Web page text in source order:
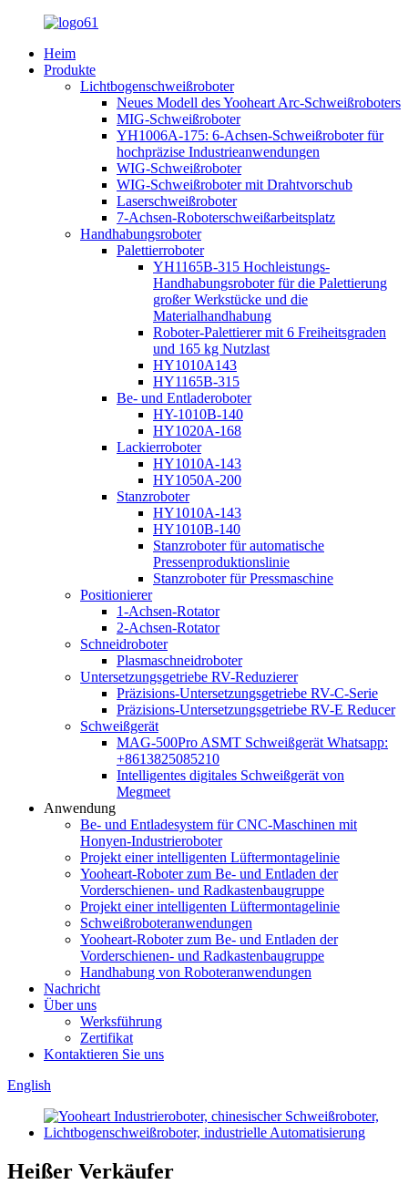
Heim
Produkte
Lichtbogenschweißroboter
Neues Modell des Yooheart Arc-Schweißroboters
MIG-Schweißroboter
YH1006A-175: 6-Achsen-Schweißroboter für
hochpräzise Industrieanwendungen
WIG-Schweißroboter
WIG-Schweißroboter mit Drahtvorschub
Laserschweißroboter
7-Achsen-Roboterschweißarbeitsplatz
Handhabungsroboter
Palettierroboter
YH1165B-315 Hochleistungs-
Handhabungsroboter für die Palettierung
großer Werkstücke und die
Materialhandhabung
Roboter-Palettierer mit 6 Freiheitsgraden
und 165 kg Nutzlast
HY1010A143
HY1165B-315
Be- und Entladeroboter
HY-1010B-140
HY1020A-168
Lackierroboter
HY1010A-143
HY1050A-200
Stanzroboter
HY1010A-143
HY1010B-140
Stanzroboter für automatische
Pressenproduktionslinie
Stanzroboter für Pressmaschine
Positionierer
1-Achsen-Rotator
2-Achsen-Rotator
Schneidroboter
Plasmaschneidroboter
Untersetzungsgetriebe RV-Reduzierer
Präzisions-Untersetzungsgetriebe RV-C-Serie
Präzisions-Untersetzungsgetriebe RV-E Reducer
Schweißgerät
MAG-500Pro ASMT Schweißgerät Whatsapp:
+8613825085210
Intelligentes digitales Schweißgerät von
Megmeet
Anwendung
Be- und Entladesystem für CNC-Maschinen mit
Honyen-Industrieroboter
Projekt einer intelligenten Lüftermontagelinie
Yooheart-Roboter zum Be- und Entladen der
Vorderschienen- und Radkastenbaugruppe
Projekt einer intelligenten Lüftermontagelinie
Schweißroboteranwendungen
Yooheart-Roboter zum Be- und Entladen der
Vorderschienen- und Radkastenbaugruppe
Handhabung von Roboteranwendungen
Nachricht
Über uns
Werksführung
Zertifikat
Kontaktieren Sie uns
English
Heißer Verkäufer